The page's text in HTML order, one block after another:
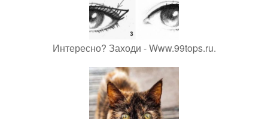
Интересно? Заходи - Www.99tops.ru.